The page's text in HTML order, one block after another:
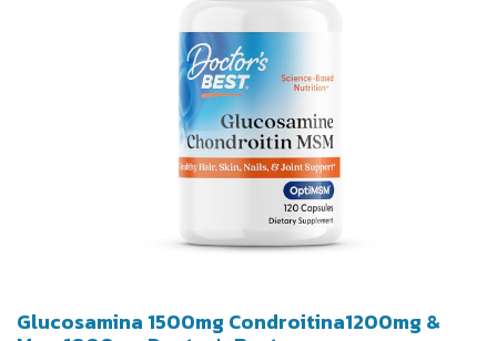
Glucosamina 1500mg Condroitina1200mg &